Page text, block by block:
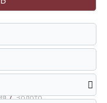
/ Золото